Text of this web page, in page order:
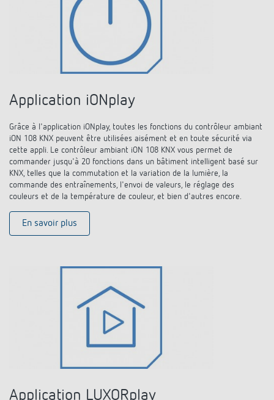
Historique
Application iONplay
Grâce à l'application iONplay, toutes les fonctions du contrôleur ambiant
iON 108 KNX peuvent être utilisées aisément et en toute sécurité via
cette appli. Le contrôleur ambiant iON 108 KNX vous permet de
commander jusqu'à 20 fonctions dans un bâtiment intelligent basé sur
KNX, telles que la commutation et la variation de la lumière, la
commande des entraînements, l'envoi de valeurs, le réglage des
couleurs et de la température de couleur, et bien d'autres encore.
En savoir plus
Application LUXORplay